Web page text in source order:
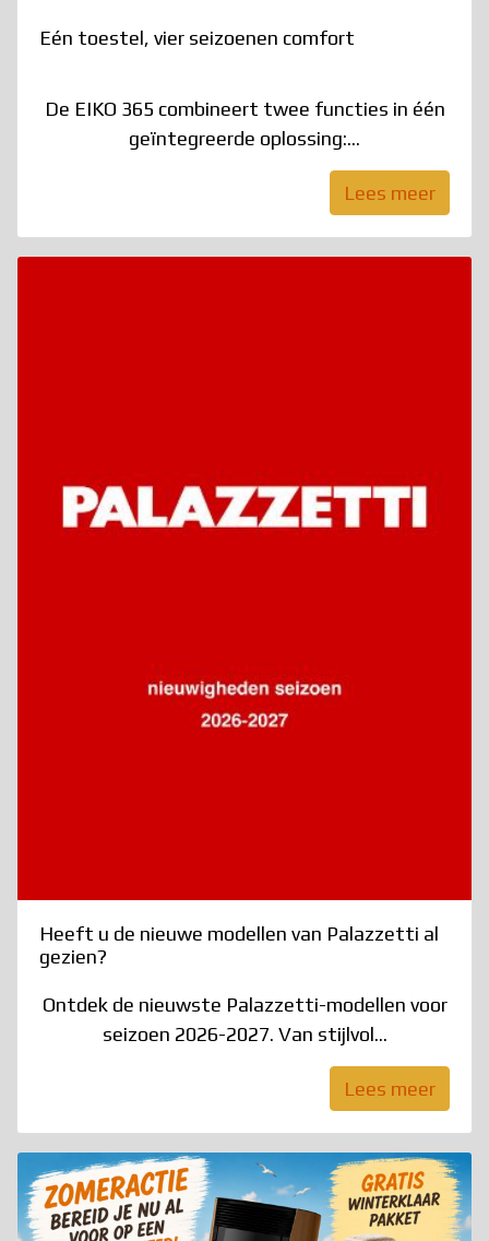
Eén toestel, vier seizoenen comfort
De EIKO 365 combineert twee functies in één
geïntegreerde oplossing:...
Lees meer
Heeft u de nieuwe modellen van Palazzetti al
gezien?
Ontdek de nieuwste Palazzetti-modellen voor
seizoen 2026-2027. Van stijlvol...
Lees meer